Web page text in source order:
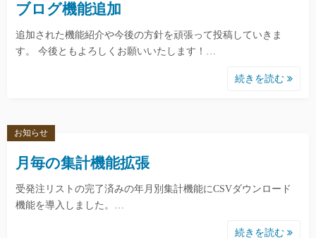
ブログ機能追加
追加された機能紹介や今後の方針を頑張って投稿していきま
す。 今後ともよろしくお願いいたします！…
続きを読む
月毎の集計機能拡張
受発注リストの完了済みの年月別集計機能にCSVダウンロード
機能を導入しました。…
続きを読む
お知らせ